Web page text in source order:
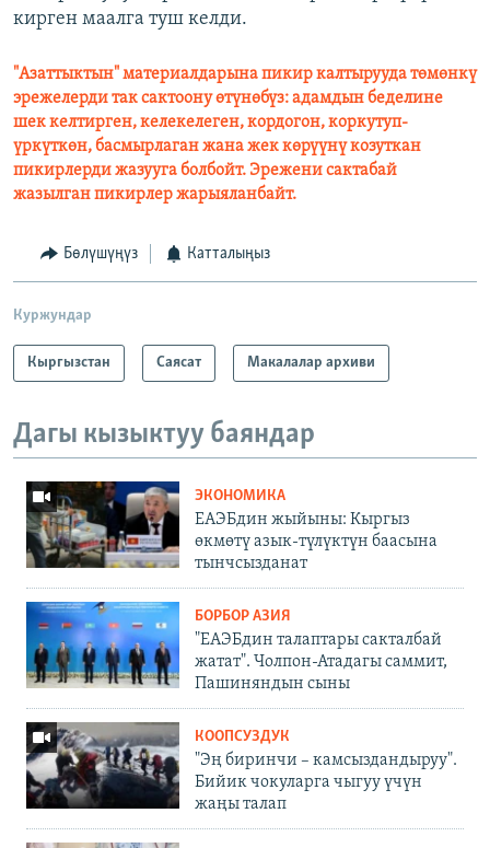
кирген маалга туш келди.
"Азаттыктын" материалдарына пикир калтырууда төмөнкү
эрежелерди так сактоону өтүнөбүз: адамдын беделине
шек келтирген, келекелеген, кордогон, коркутуп-
үркүткөн, басмырлаган жана жек көрүүнү козуткан
пикирлерди жазууга болбойт. Эрежени сактабай
жазылган пикирлер жарыяланбайт.
Бөлүшүңүз Катталыңыз
Куржундар
Кыргызстан Саясат Макалалар архиви
Дагы кызыктуу баяндар
ЭКОНОМИКА
ЕАЭБдин жыйыны: Кыргыз
өкмөтү азык-түлүктүн баасына
тынчсызданат
БОРБОР АЗИЯ
"ЕАЭБдин талаптары сакталбай
жатат". Чолпон-Атадагы саммит,
Пашиняндын сыны
КООПСУЗДУК
"Эң биринчи – камсыздандыруу".
Бийик чокуларга чыгуу үчүн
жаңы талап